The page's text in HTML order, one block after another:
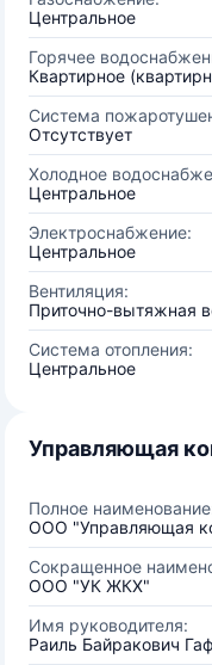
Центральное
Горячее
Квартирное
Система
Отсутствует
Холодное
Центральное
Электроснабжение:
Центральное
Вентиляция:
Приточно-вытяжная
Система отопления:
Центральное
Управляющая
Полное
ООО "Управляющая
Сокращенное
ООО "УК ЖКХ"
Имя руководителя:
Раиль Байракович